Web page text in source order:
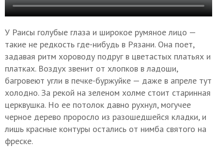
У Раисы голубые глаза и широкое румяное лицо —
такие не редкость где-нибудь в Рязани. Она поет,
задавая ритм хороводу подруг в цветастых платьях и
платках. Воздух звенит от хлопков в ладоши,
багровеют угли в печке-буржуйке — даже в апреле тут
холодно. За рекой на зеленом холме стоит старинная
церквушка. Но ее потолок давно рухнул, могучее
черное дерево проросло из разошедшейся кладки, и
лишь красные контуры остались от нимба святого на
фреске.